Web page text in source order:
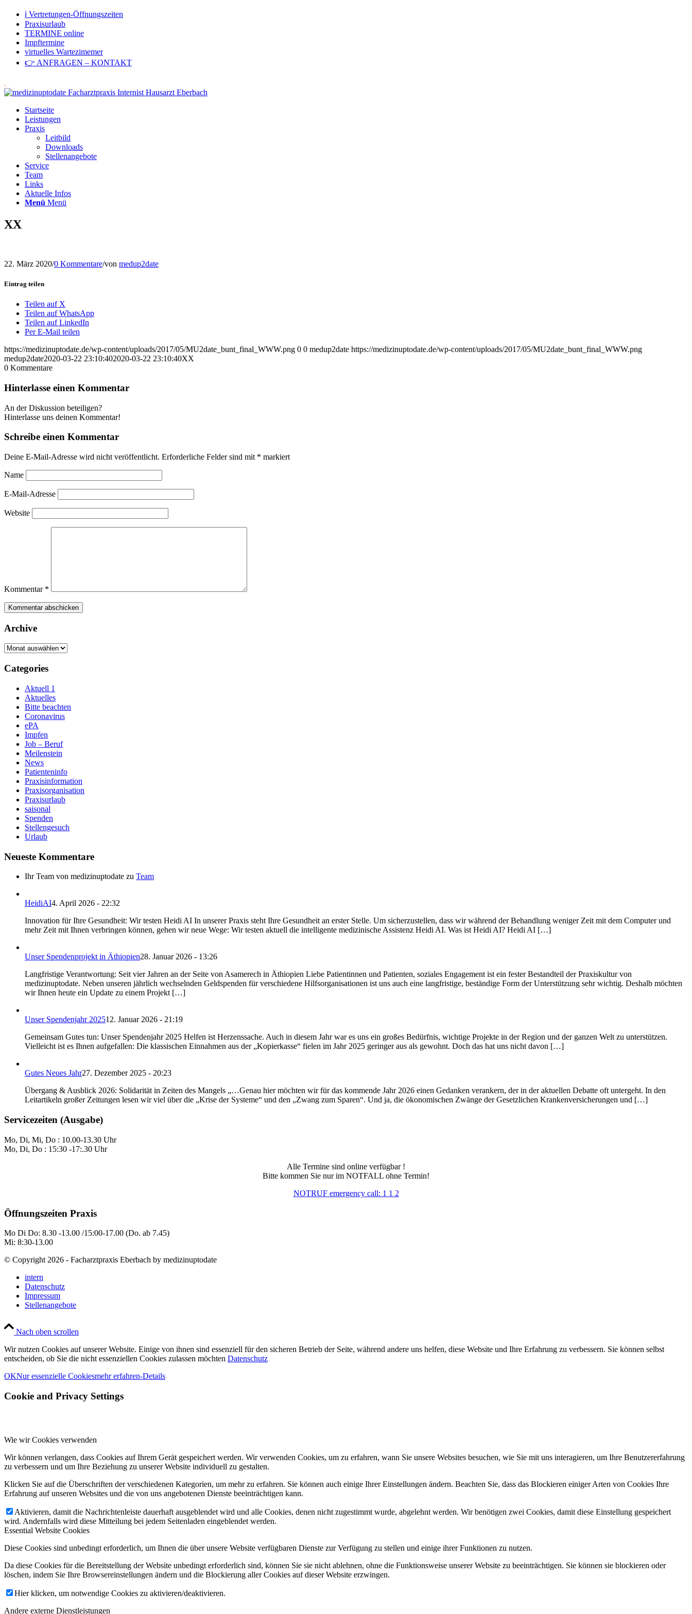
ℹ Vertretungen-Öffnungszeiten
Praxisurlaub
TERMINE online
Impftermine
virtuelles Wartezimemer
👉 ANFRAGEN – KONTAKT
.
Startseite
Leistungen
Praxis
Leitbild
Downloads
Stellenangebote
Service
Team
Links
Aktuelle Infos
Menü Menü
XX
22. März 2020/0 Kommentare/von medup2date
Eintrag teilen
Teilen auf X
Teilen auf WhatsApp
Teilen auf LinkedIn
Per E-Mail teilen
https://medizinuptodate.de/wp-content/uploads/2017/05/MU2date_bunt_final_WWW.png 0 0 medup2date https://medizinuptodate.de/wp-content/uploads/2017/05/MU2date_bunt_final_WWW.png
medup2date2020-03-22 23:10:402020-03-22 23:10:40XX
0 Kommentare
Hinterlasse einen Kommentar
An der Diskussion beteiligen?
Hinterlasse uns deinen Kommentar!
Schreibe einen Kommentar
Deine E-Mail-Adresse wird nicht veröffentlicht. Erforderliche Felder sind mit * markiert
Name
E-Mail-Adresse
Website
Kommentar *
Archive
Archive
Categories
Aktuell 1
Aktuelles
Bitte beachten
Coronavirus
ePA
Impfen
Job – Beruf
Meilenstein
News
Patienteninfo
Praxisinformation
Praxisorganisation
Praxisurlaub
saisonal
Spenden
Stellengesuch
Urlaub
Neueste Kommentare
Ihr Team von medizinuptodate zu Team
HeidiAI4. April 2026 - 22:32
Innovation für Ihre Gesundheit: Wir testen Heidi AI In unserer Praxis steht Ihre Gesundheit an erster Stelle. Um sicherzustellen, dass wir während der Behandlung weniger Zeit mit dem Computer und
mehr Zeit mit Ihnen verbringen können, gehen wir neue Wege: Wir testen aktuell die intelligente medizinische Assistenz Heidi AI. Was ist Heidi AI? Heidi AI […]
Unser Spendenprojekt in Äthiopien28. Januar 2026 - 13:26
Langfristige Verantwortung: Seit vier Jahren an der Seite von Asamerech in Äthiopien Liebe Patientinnen und Patienten, soziales Engagement ist ein fester Bestandteil der Praxiskultur von
medizinuptodate. Neben unseren jährlich wechselnden Geldspenden für verschiedene Hilfsorganisationen ist uns auch eine langfristige, beständige Form der Unterstützung sehr wichtig. Deshalb möchten
wir Ihnen heute ein Update zu einem Projekt […]
Unser Spendenjahr 202512. Januar 2026 - 21:19
Gemeinsam Gutes tun: Unser Spendenjahr 2025 Helfen ist Herzenssache. Auch in diesem Jahr war es uns ein großes Bedürfnis, wichtige Projekte in der Region und der ganzen Welt zu unterstützen.
Vielleicht ist es Ihnen aufgefallen: Die klassischen Einnahmen aus der „Kopierkasse“ fielen im Jahr 2025 geringer aus als gewohnt. Doch das hat uns nicht davon […]
Gutes Neues Jahr27. Dezember 2025 - 20:23
Übergang & Ausblick 2026: Solidarität in Zeiten des Mangels „…Genau hier möchten wir für das kommende Jahr 2026 einen Gedanken verankern, der in der aktuellen Debatte oft untergeht. In den
Leitartikeln großer Zeitungen lesen wir viel über die „Krise der Systeme“ und den „Zwang zum Sparen“. Und ja, die ökonomischen Zwänge der Gesetzlichen Krankenversicherungen und […]
Servicezeiten (Ausgabe)
Mo, Di, Mi, Do : 10.00-13.30 Uhr
Mo, Di, Do : 15:30 -17:.30 Uhr
Alle Termine sind online verfügbar !
Bitte kommen Sie nur im NOTFALL ohne Termin!
NOTRUF emergency call: 1 1 2
Öffnungszeiten Praxis
Mo Di Do: 8.30 -13.00 /15:00-17.00 (Do. ab 7.45)
Mi: 8:30-13.00
© Copyright 2026 - Facharztpraxis Eberbach by medizinuptodate
intern
Datenschutz
Impressum
Stellenangebote
Nach oben scrollen
Wir nutzen Cookies auf unserer Website. Einige von ihnen sind essenziell für den sicheren Betrieb der Seite, während andere uns helfen, diese Website und Ihre Erfahrung zu verbessern. Sie können selbst
entscheiden, ob Sie die nicht essenziellen Cookies zulassen möchten Datenschutz
OKNur essenzielle Cookiesmehr erfahren-Details
Cookie and Privacy Settings
Wie wir Cookies verwenden
Wir können verlangen, dass Cookies auf Ihrem Gerät gespeichert werden. Wir verwenden Cookies, um zu erfahren, wann Sie unsere Websites besuchen, wie Sie mit uns interagieren, um Ihre Benutzererfahrung
zu verbessern und um Ihre Beziehung zu unserer Website individuell zu gestalten.
Klicken Sie auf die Überschriften der verschiedenen Kategorien, um mehr zu erfahren. Sie können auch einige Ihrer Einstellungen ändern. Beachten Sie, dass das Blockieren einiger Arten von Cookies Ihre
Erfahrung auf unseren Websites und die von uns angebotenen Dienste beeinträchtigen kann.
Aktivieren, damit die Nachrichtenleiste dauerhaft ausgeblendet wird und alle Cookies, denen nicht zugestimmt wurde, abgelehnt werden. Wir benötigen zwei Cookies, damit diese Einstellung gespeichert
wird. Andernfalls wird diese Mitteilung bei jedem Seitenladen eingeblendet werden.
Essential Website Cookies
Diese Cookies sind unbedingt erforderlich, um Ihnen die über unsere Website verfügbaren Dienste zur Verfügung zu stellen und einige ihrer Funktionen zu nutzen.
Da diese Cookies für die Bereitstellung der Website unbedingt erforderlich sind, können Sie sie nicht ablehnen, ohne die Funktionsweise unserer Website zu beeinträchtigen. Sie können sie blockieren oder
löschen, indem Sie Ihre Browsereinstellungen ändern und die Blockierung aller Cookies auf dieser Website erzwingen.
Hier klicken, um notwendige Cookies zu aktivieren/deaktivieren.
Andere externe Dienstleistungen